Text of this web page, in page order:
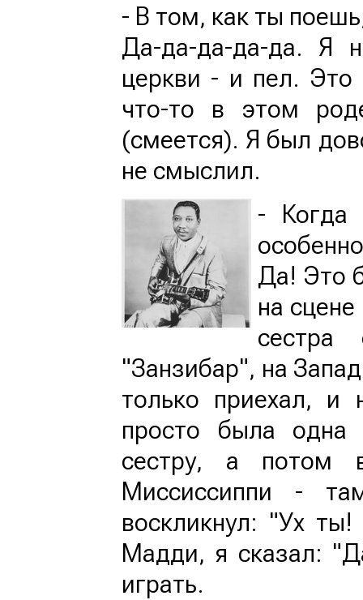
- В том, как ты
Да-да-да-да-да. Я
церкви - и пел.
что-то в этом
(смеется). Я был
не смыслил.
- Когда
Да! Это
на
"Занзибар", на
только приехал, и
просто была
сестру, а потом
Миссиссиппи -
воскликнул: "Ух
Мадди, я сказал:
играть.